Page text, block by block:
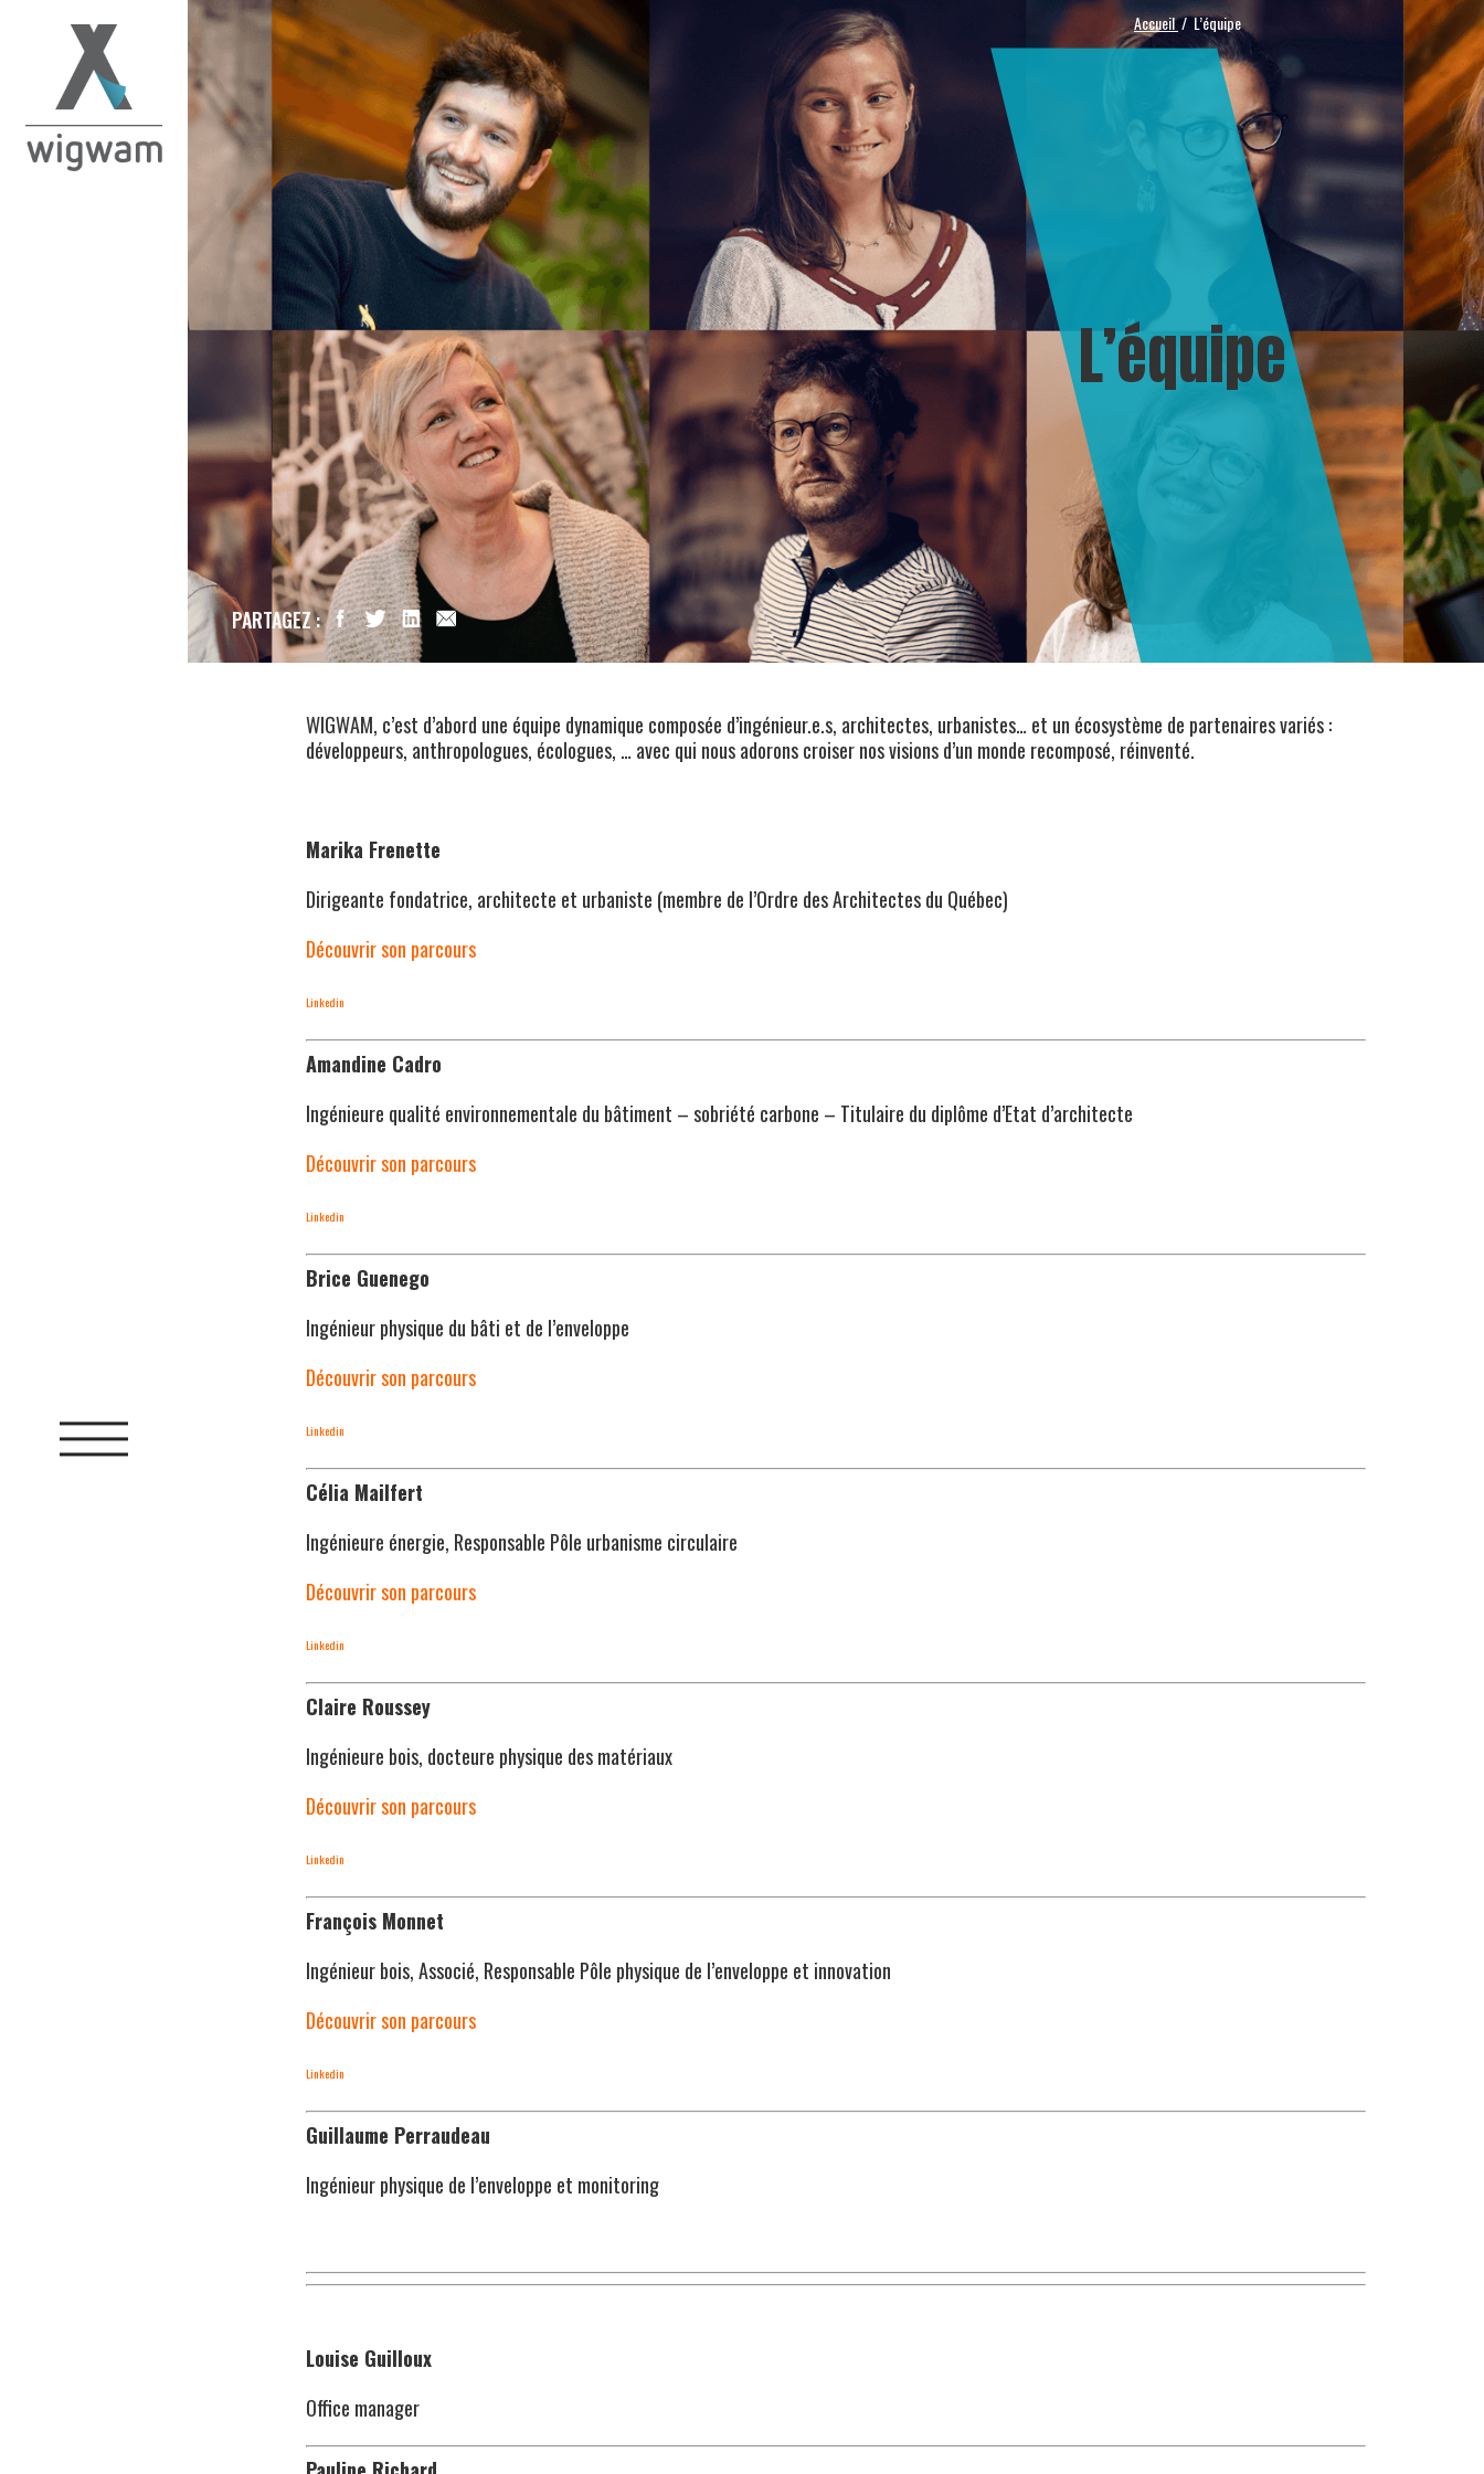
Accueil L’équipe
L’équipe
PARTAGEZ :
WIGWAM, c’est d’abord une équipe dynamique composée d’ingénieur.e.s, architectes, urbanistes… et un écosystème de partenaires variés :
développeurs, anthropologues, écologues, … avec qui nous adorons croiser nos visions d’un monde recomposé, réinventé.
Marika Frenette
Dirigeante fondatrice, architecte et urbaniste (membre de l’Ordre des Architectes du Québec)
Découvrir son parcours
Linkedin
Amandine Cadro
Ingénieure qualité environnementale du bâtiment – sobriété carbone – Titulaire du diplôme d’Etat d’architecte
Découvrir son parcours
Linkedin
Brice Guenego
Ingénieur physique du bâti et de l’enveloppe
Découvrir son parcours
Linkedin
Célia Mailfert
Ingénieure énergie, Responsable Pôle urbanisme circulaire
Découvrir son parcours
Linkedin
Claire Roussey
Ingénieure bois, docteure physique des matériaux
Découvrir son parcours
Linkedin
François Monnet
Ingénieur bois, Associé, Responsable Pôle physique de l’enveloppe et innovation
Découvrir son parcours
Linkedin
Guillaume Perraudeau
Ingénieur physique de l’enveloppe et monitoring
Louise Guilloux
Office manager